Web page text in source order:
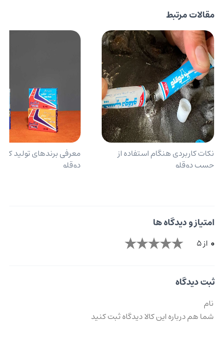
مقالات مرتبط
نکات کاربردی هنگام استفاده از
چسب دوقلو
معرفی برندهای تولید
دوقلو
امتیاز و دیدگاه ها
0 از 5
ثبت دیدگاه